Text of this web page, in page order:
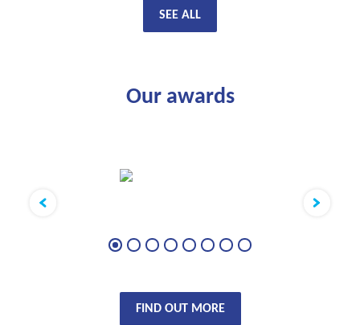
SEE ALL
Our awards
FIND OUT MORE